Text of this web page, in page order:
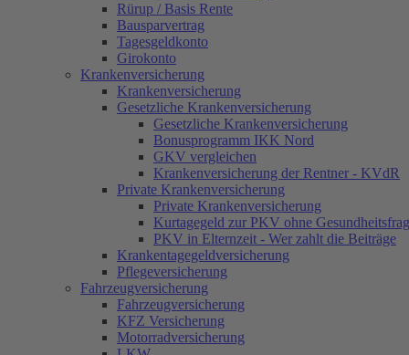
PKV in Elternzeit - Wer zahlt die
Krankentagegeldversicherung
Motorradversicherung
LKW
Anhänger
Wohnwagen
Wohnmobil
Rollerversicherung
GAP Versicherung
Reiseversicherungen
Firmen
Inhaltsversicherung
Betriebshaftpflichtversicherung
Elektronikversicherung
Firmenrechtsschutzversicherung
Kautionsversicherung
Rürup / Basis Rente
Bausparvertrag
Tagesgeldkonto
Girokonto
Krankenversicherung
Krankenversicherung
Gesetzliche Krankenversicherung
Gesetzliche Krankenversicherung
Bonusprogramm IKK Nord
GKV vergleichen
Krankenversicherung der Rentner - KVdR
Private Krankenversicherung
Private Krankenversicherung
Kurtagegeld zur PKV ohne
PKV in Elternzeit - Wer zahlt die Beiträge
Krankentagegeldversicherung
Pflegeversicherung
Fahrzeugversicherung
Fahrzeugversicherung
KFZ Versicherung
Motorradversicherung
KFZ-Versicherung
Beitragsexplosion in 2025
Sonderkündigungsrecht
Wohngebäudeversicherung
nach Hauskauf
Beitragsentlastungstarif (BET)
für eine PKV
5% sparen, garantiert die
selben und bessere Leistungen
Elementarschäden absichern
Best-Leistungs-
Garantie/Marktgarantie
Erhöhung Debeka PKV
Beihilfe 01.01.2023
BU-Experten wurden befragt
Haftpflichtkasse Darmstadt
(HKD) und InterRisk
Rabattmöglichkeiten
Finanztest und das beantragen
Berufsunfähigkeitsversicherung